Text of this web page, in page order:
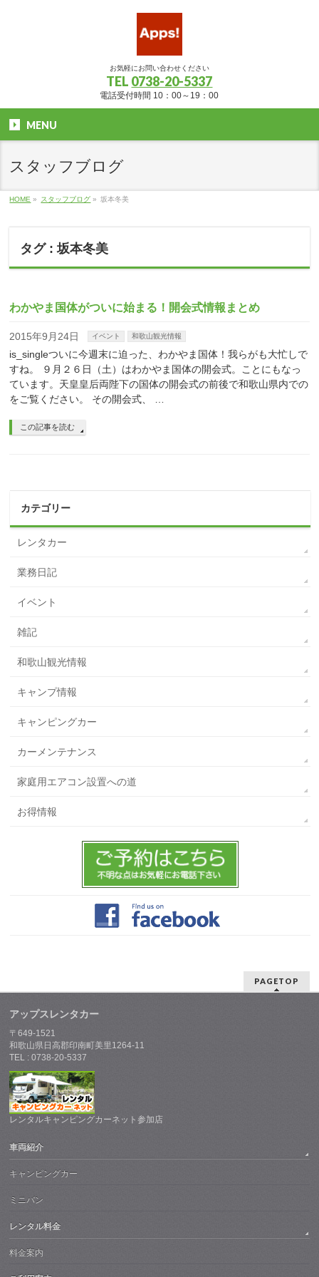
お気軽にお問い合わせください
TEL 0738-20-5337
電話受付時間 10：00～19：00
MENU
スタッフブログ
HOME » スタッフブログ » 坂本冬美
タグ : 坂本冬美
わかやま国体がついに始まる！開会式情報まとめ
2015年9月24日 イベント 和歌山観光情報
is_singleついに今週末に迫った、わかやま国体！我らがも大忙しで
すね。 ９月２６日（土）はわかやま国体の開会式。ことにもなっ
ています。天皇皇后両陛下の国体の開会式の前後で和歌山県内での
をご覧ください。 その開会式、 …
この記事を読む
カテゴリー
レンタカー
業務日記
イベント
雑記
和歌山観光情報
キャンプ情報
キャンピングカー
カーメンテナンス
家庭用エアコン設置への道
お得情報
PAGETOP
アップスレンタカー
〒649-1521
和歌山県日高郡印南町美里1264-11
TEL : 0738-20-5337
レンタルキャンピングカーネット参加店
車両紹介
キャンピングカー
ミニバン
レンタル料金
料金案内